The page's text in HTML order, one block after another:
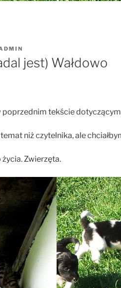
jest) Wałdowo
poprzednim tekście
niż czytelnika, ale
Zwierzęta.